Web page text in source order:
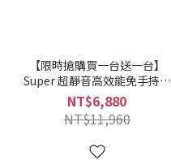
【限時搶購買一台送一台】
Super 超靜音高效能免手持免
等待全自動碎紙機60張 A-
60W
NT$6,880
NT$11,960